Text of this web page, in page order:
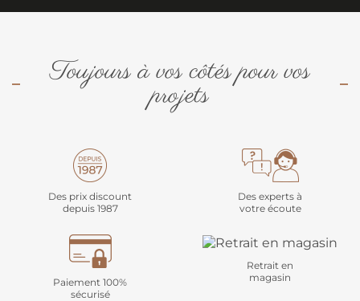
Toujours à vos côtés pour vos
projets
Des prix discount
depuis 1987
Des experts à
votre écoute
Paiement 100%
sécurisé
Retrait en
magasin